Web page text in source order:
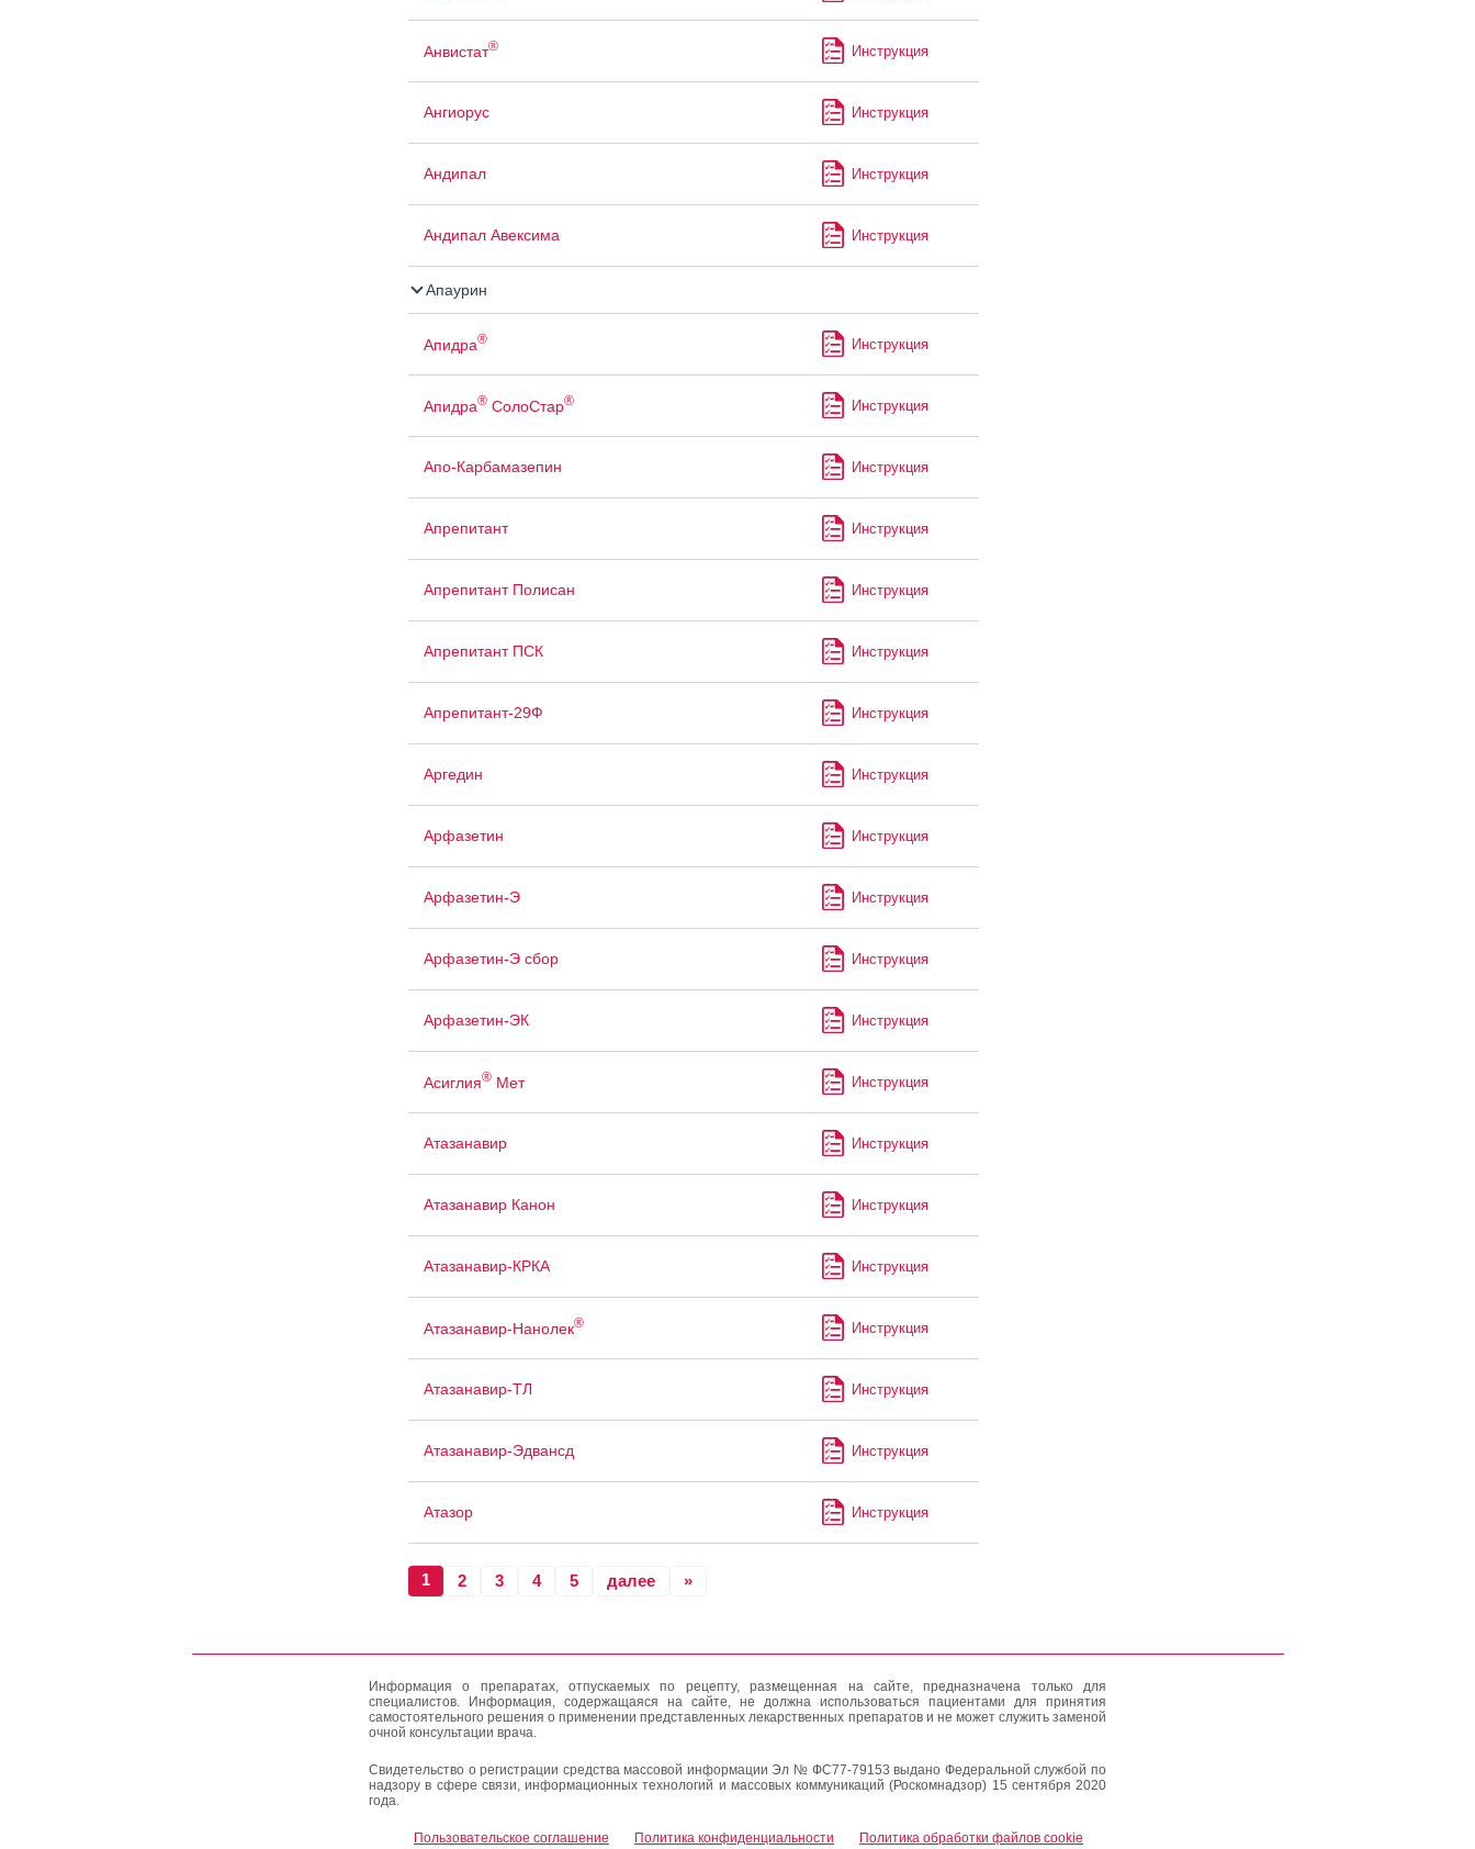
Анвистат® Инструкция
Ангиорус Инструкция
Андипал Инструкция
Андипал Авексима Инструкция
Апаурин
Апидра® Инструкция
Апидра®СолоСтар® Инструкция
Апо-Карбамазепин Инструкция
Апрепитант Инструкция
Апрепитант Полисан Инструкция
Апрепитант ПСК Инструкция
Апрепитант-29Ф Инструкция
Аргедин Инструкция
Арфазетин Инструкция
Арфазетин-Э Инструкция
Арфазетин-Э сбор Инструкция
Арфазетин-ЭК Инструкция
Асиглия®Мет Инструкция
Атазанавир Инструкция
Атазанавир Канон Инструкция
Атазанавир-КРКА Инструкция
Атазанавир-Нанолек® Инструкция
Атазанавир-ТЛ Инструкция
Атазанавир-Эдвансд Инструкция
Атазор Инструкция
1 2 3 4 5 далее »
Информация о препаратах, отпускаемых по рецепту, размещенная на сайте, предназначена только для
специалистов. Информация, содержащаяся на сайте, не должна использоваться пациентами для принятия
самостоятельного решения о применении представленных лекарственных препаратов и не может служить заменой
очной консультации врача.
Свидетельство о регистрации средства массовой информации Эл № ФС77-79153 выдано Федеральной службой по
надзору в сфере связи, информационных технологий и массовых коммуникаций (Роскомнадзор) 15 сентября 2020
года.
Пользовательское соглашение Политика конфиденциальности Политика обработки файлов cookie